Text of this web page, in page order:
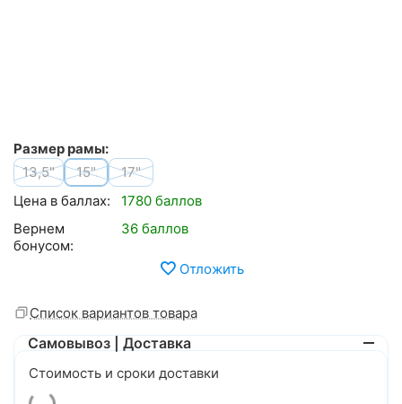
Размер рамы:
13,5"
15"
17"
Цена в баллах:
1780 баллов
Вернем
бонусом:
36 баллов
Отложить
Список вариантов товара
Самовывоз | Доставка
Стоимость и сроки доставки